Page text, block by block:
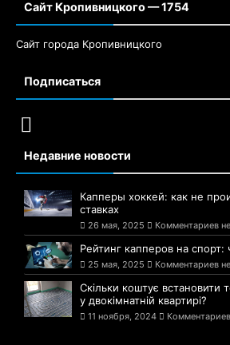
Сайт Кропивницкого — 1754
Сайт города Кропивницкого
Подписаться
Недавние новости
Капперы хоккей: как не
ставках
26 мая, 2025 Комментариев
Рейтинг капперов на спорт:
25 мая, 2025 Комментариев
Скільки коштує встановити
у двокімнатній квартирі?
11 ноября, 2024